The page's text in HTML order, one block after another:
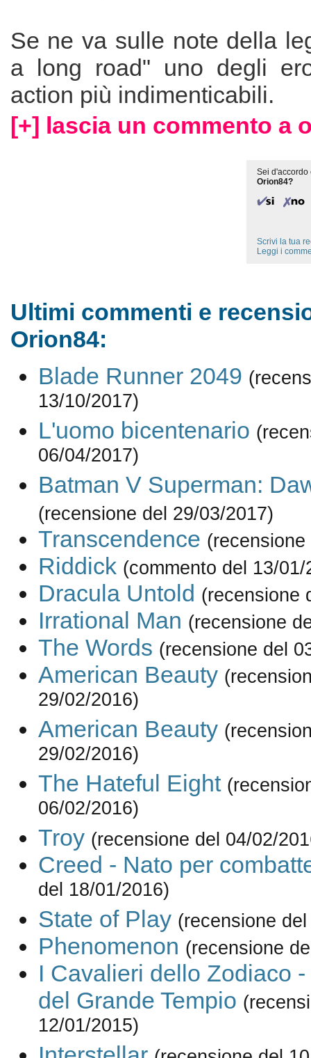
Se ne va sulle note della
a long road" uno degli
action più indimenticabili.
[+] lascia un commento a
Sei d'accordo
Orion84?
Scrivi la tua
Leggi i
Ultimi commenti e
Orion84:
Blade Runner 2049
13/10/2017)
L'uomo bicentenario
06/04/2017)
Batman V Superman:
(recensione del 29/03/2017)
Transcendence
Riddick (commento del 13/01/
Dracula Untold (recensione
Irrational Man (recensione
The Words (recensione del
American Beauty
29/02/2016)
American Beauty
29/02/2016)
The Hateful Eight
06/02/2016)
Troy (recensione del 04/02/
Creed - Nato per
del 18/01/2016)
State of Play (recensione
Phenomenon (recensione
I Cavalieri dello Zodiaco
del Grande Tempio
12/01/2015)